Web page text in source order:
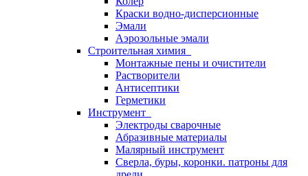
Краски водно-дисперсионные
Эмали
Аэрозольные эмали
Строительная химия
Монтажные пены и очистители
Растворители
Антисептики
Герметики
Инструмент
Электроды сварочные
Абразивные материалы
Малярный инструмент
Сверла, буры, коронки. патроны для